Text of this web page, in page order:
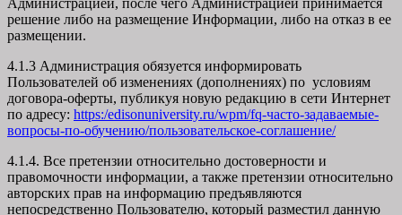
Администрацией, после чего Администрацией принимается
решение либо на размещение Информации, либо на отказ в ее
размещении.
4.1.3 Администрация обязуется информировать
Пользователей об изменениях (дополнениях) по условиям
договора-оферты, публикуя новую редакцию в сети Интернет
по адресу: https:/edisonuniversity.ru/wpm/fq-часто-задаваемые-
вопросы-по-обучению/пользовательское-соглашение/
4.1.4. Все претензии относительно достоверности и
правомочности информации, а также претензии относительно
авторских прав на информацию предъявляются
непосредственно Пользователю, который разместил данную